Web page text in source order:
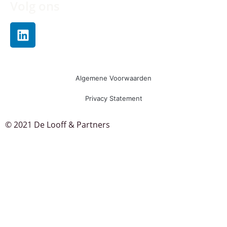
Algemene Voorwaarden
Privacy Statement
© 2021 De Looff & Partners